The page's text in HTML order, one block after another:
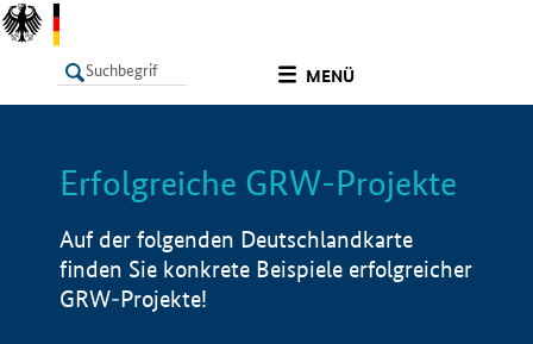
MENÜ
LISTE Info
Erfolgreiche GRW-Projekte
Auf der folgenden Deutschlandkarte
finden Sie konkrete Beispiele erfolgreicher
GRW-Projekte!